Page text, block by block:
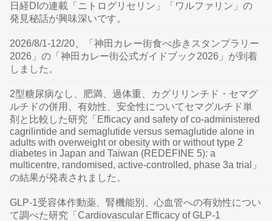
日経DIの連載「ニトログリセリン」「ワルファリン」の
発見秘話が興味深いです。
2026/8/1-12/20、「神田カレー街食べ歩きスタンプラリー
2026」の「神田カレー街公式ガイドブック2026」が到着
しました。
2型糖尿病なし、肥満、過体重、カグリリンチド・セマグ
ルチドの併用、有効性、安全性についてセマグルチド単
剤と比較した研究「Efficacy and safety of co-administered
cagrilintide and semaglutide versus semaglutide alone in
adults with overweight or obesity with or without type 2
diabetes in Japan and Taiwan (REDEFINE 5): a
multicentre, randomised, active-controlled, phase 3a trial」
の結果が発表されました。
GLP-1受容体作動薬、腎機能別、心血管への有効性につい
て調べた研究「Cardiovascular Efficacy of GLP-1